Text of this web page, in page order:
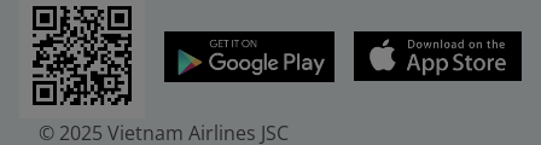
© 2025 Vietnam Airlines JSC